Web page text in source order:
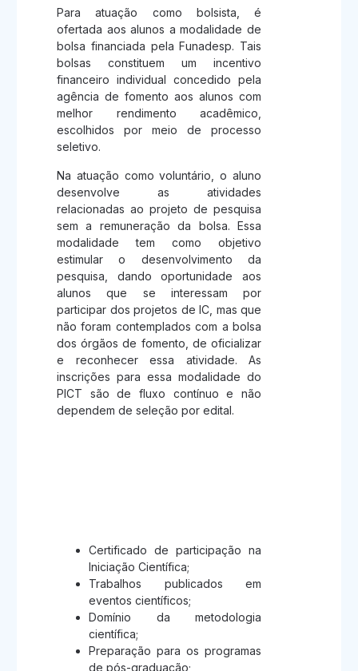
Para atuação como bolsista, é
ofertada aos alunos a modalidade de
bolsa financiada pela Funadesp. Tais
bolsas constituem um incentivo
financeiro individual concedido pela
agência de fomento aos alunos com
melhor rendimento acadêmico,
escolhidos por meio de processo
seletivo.
Na atuação como voluntário, o aluno
desenvolve as atividades
relacionadas ao projeto de pesquisa
sem a remuneração da bolsa. Essa
modalidade tem como objetivo
estimular o desenvolvimento da
pesquisa, dando oportunidade aos
alunos que se interessam por
participar dos projetos de IC, mas que
não foram contemplados com a bolsa
dos órgãos de fomento, de oficializar
e reconhecer essa atividade. As
inscrições para essa modalidade do
PICT são de fluxo contínuo e não
dependem de seleção por edital.
Certificado de participação na
Iniciação Científica;
Trabalhos publicados em
eventos científicos;
Domínio da metodologia
científica;
Preparação para os programas
de pós-graduação;